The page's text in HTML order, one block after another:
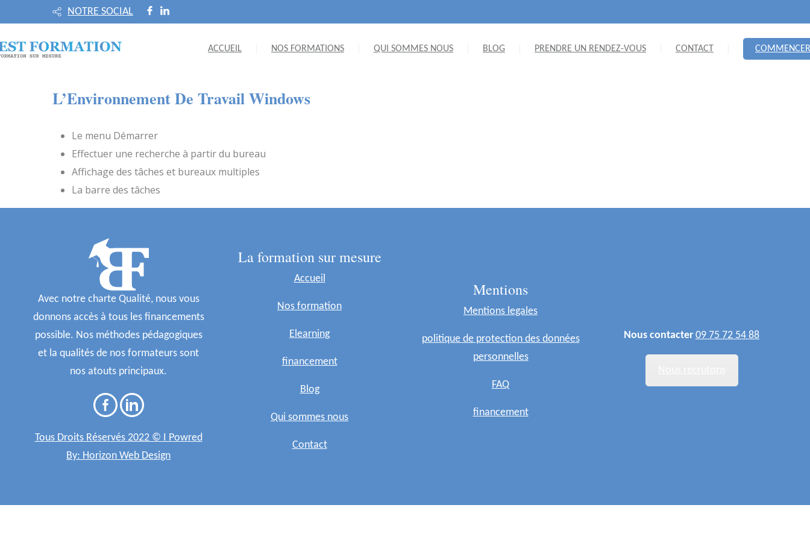
NOTRE SOCIAL
ACCUEIL NOS FORMATIONS QUI SOMMES NOUS BLOG PRENDRE UN RENDEZ-VOUS CONTACT COMMENCER
L’Environnement De Travail Windows
Le menu Démarrer
Effectuer une recherche à partir du bureau
Affichage des tâches et bureaux multiples
La barre des tâches
Avec notre charte Qualité, nous vous
donnons accès à tous les financements
possible. Nos méthodes pédagogiques
et la qualités de nos formateurs sont
nos atouts principaux.
Tous Droits Réservés 2022 © I Powred
By: Horizon Web Design
La formation sur mesure
Accueil
Nos formation
Elearning
financement
Blog
Qui sommes nous
Contact
Mentions
Mentions legales
politique de protection des données
personnelles
FAQ
financement
Nous contacter 09 75 72 54 88